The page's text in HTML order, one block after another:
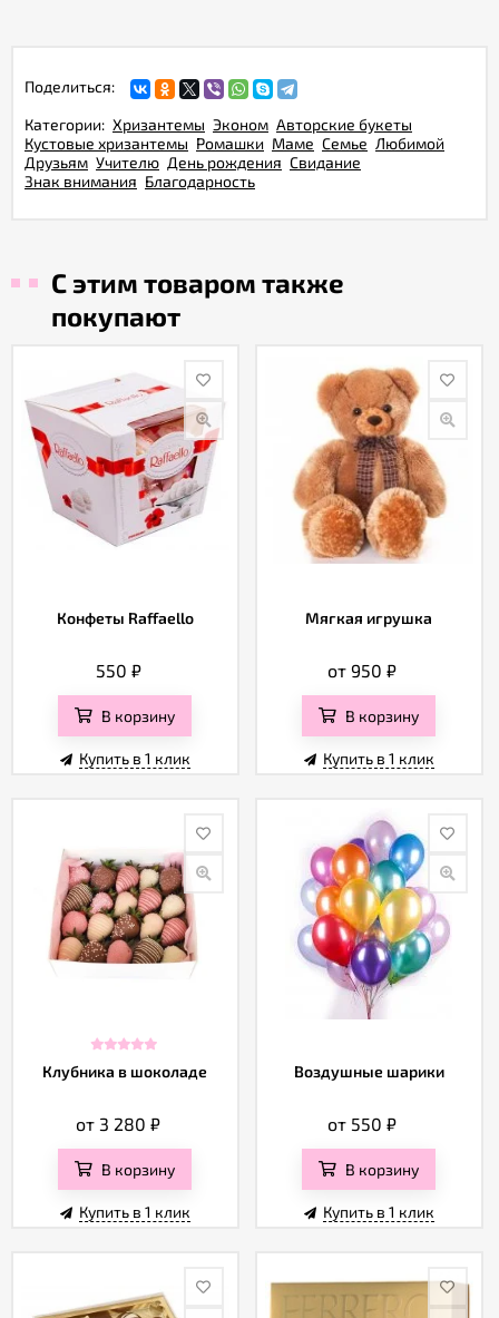
Поделиться:
Категории: Хризантемы Эконом Авторские букеты
Кустовые хризантемы Ромашки Маме Семье Любимой
Друзьям Учителю День рождения Свидание
Знак внимания Благодарность
С этим товаром также
покупают
Конфеты Raffaello
550 ₽
В корзину
Купить в 1 клик
Мягкая игрушка
от 950₽
В корзину
Купить в 1 клик
Клубника в шоколаде
от 3 280₽
В корзину
Купить в 1 клик
Воздушные шарики
от 550₽
В корзину
Купить в 1 клик